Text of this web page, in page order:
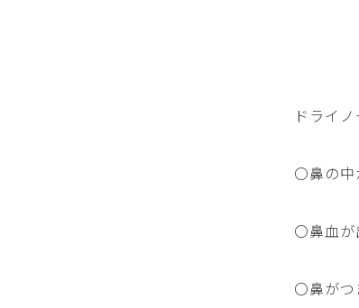
ドライ
〇鼻の
〇鼻血
〇鼻が